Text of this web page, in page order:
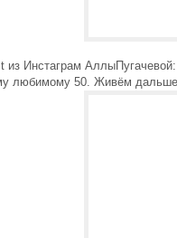
из Инстаграм АллыПугачевой:
любимому 50. Живём дальше